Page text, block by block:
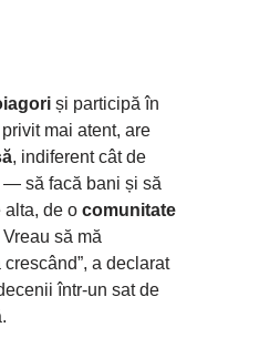
și participă în
mai atent, are
, indiferent cât de
— să facă bani și să
alta, de o comunitate
să mă
a declarat
într-un sat de